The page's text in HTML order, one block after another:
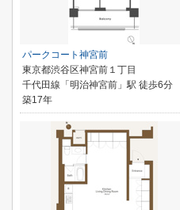
パークコート神宮前
東京都渋谷区神宮前１丁目
千代田線「明治神宮前」駅 徒歩6分
築17年